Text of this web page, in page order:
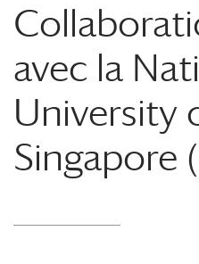
avec la
University
Singapore